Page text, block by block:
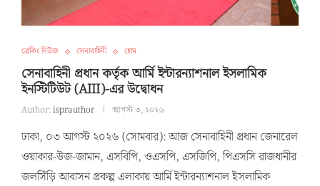
ব্রেকিং নিউজ সেনাবাহিনী হোম
সেনাবাহিনী প্রধান কর্তৃক আর্মি ইন্টারন্যাশনাল ইসলামিক
ইনস্টিটিউট (AIII)-এর উদ্বোধন
Author:isprauthor আগস্ট ৩, ২০২৬
ঢাকা, ০৩ আগস্ট ২০২৬ (সোমবার): আজ সেনাবাহিনী প্রধান জেনারেল
ওয়াকার-উজ-জামান, এসবিপি, ওএসপি, এসজিপি, পিএসসি রাজধানীর
জলসিঁড়ি আবাসন প্রকল্প এলাকায় আর্মি ইন্টারন্যাশনাল ইসলামিক